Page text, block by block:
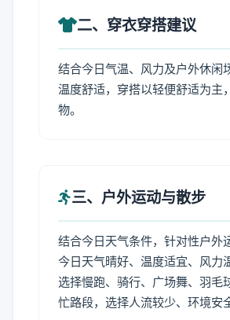
二、穿衣穿搭建议
结合今日气温、风力及户外休闲
温度舒适，穿搭以轻便舒适为主
物。
三、户外运动与散步
结合今日天气条件，针对性户外
今日天气晴好、温度适宜、风力
选择慢跑、骑行、广场舞、羽毛
忙路段，选择人流较少、环境安